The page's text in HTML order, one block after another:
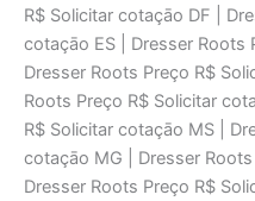
R$ Solicitar cotaçāo DF |
cotaçāo ES | Dresser Roots
Dresser Roots Preço R$
Roots Preço R$ Solicitar
R$ Solicitar cotaçāo MS |
cotaçāo MG | Dresser Roots
Dresser Roots Preço R$